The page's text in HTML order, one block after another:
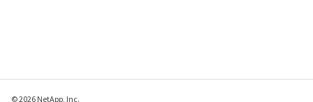
© 2026 NetApp, Inc.